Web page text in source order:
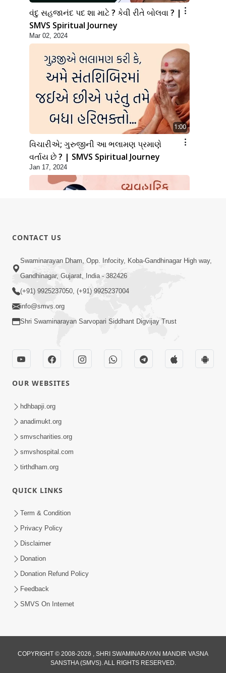
વંદુ સહજાનંદ પદ શા માટે ? કેવી રીતે બોલવા ? |
SMVS Spiritual Journey
Mar 02, 2024
1:00
વિચારીએ; ગુરુજીની આ ભલામણ પ્રમાણે
વર્તાય છે ? | SMVS Spiritual Journey
Jan 17, 2024
2:00
વ્યવહારિક કાર્ય કરો પણ આ મુદ્દો ભૂલાઈ ન
જાય હોં ! | Sankalp Sabha Saar
03/03/2023 | SMVS | 2023
શરીર એ આત્માનું ઢાંકણ છે | SMVS Spiritual
Journey | Anadimukta Gyan
શરીર એ આત્માને રહેવાનું ઘર છે | SMVS
Apr 03, 2024
CONTACT US
Swaminarayan Dham, Opp. Infocity, Koba-Gandhinagar High way,
Gandhinagar, Gujarat, India - 382426
(+91) 9925237050, (+91) 9925237004
info@smvs.org
Shri Swaminarayan Sarvopari Siddhant Digvijay Trust
OUR WEBSITES
hdhbapji.org
anadimukt.org
smvscharities.org
smvshospital.com
tirthdham.org
QUICK LINKS
Term & Condition
Privacy Policy
Disclaimer
Donation
Donation Refund Policy
Feedback
SMVS On Internet
COPYRIGHT © 2008-2026 , SHRI SWAMINARAYAN MANDIR VASNA
SANSTHA (SMVS). ALL RIGHTS RESERVED.